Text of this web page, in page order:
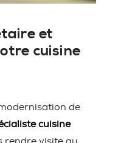
et
cuisine
de
cuisine